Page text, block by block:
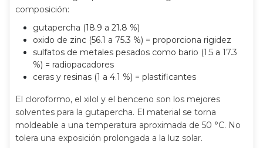
composición:
gutapercha (18.9 a 21.8 %)
oxido de zinc (56.1 a 75.3 %) = proporciona rigidez
sulfatos de metales pesados como bario (1.5 a 17.3
%) = radiopacadores
ceras y resinas (1 a 4.1 %) = plastificantes
El cloroformo, el xilol y el benceno son los mejores
solventes para la gutapercha. El material se torna
moldeable a una temperatura aproximada de 50 °C. No
tolera una exposición prolongada a la luz solar.